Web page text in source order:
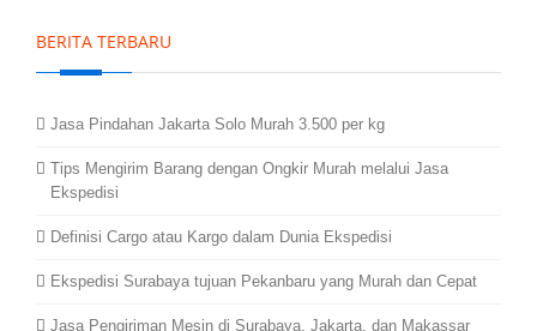
BERITA TERBARU
Jasa Pindahan Jakarta Solo Murah 3.500 per kg
Tips Mengirim Barang dengan Ongkir Murah melalui Jasa
Ekspedisi
Definisi Cargo atau Kargo dalam Dunia Ekspedisi
Ekspedisi Surabaya tujuan Pekanbaru yang Murah dan Cepat
Jasa Pengiriman Mesin di Surabaya, Jakarta, dan Makassar